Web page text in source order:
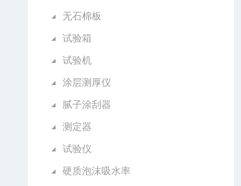
无石棉板
试验箱
试验机
涂层测厚仪
腻子涂刮器
测定器
试验仪
硬质泡沫吸水率